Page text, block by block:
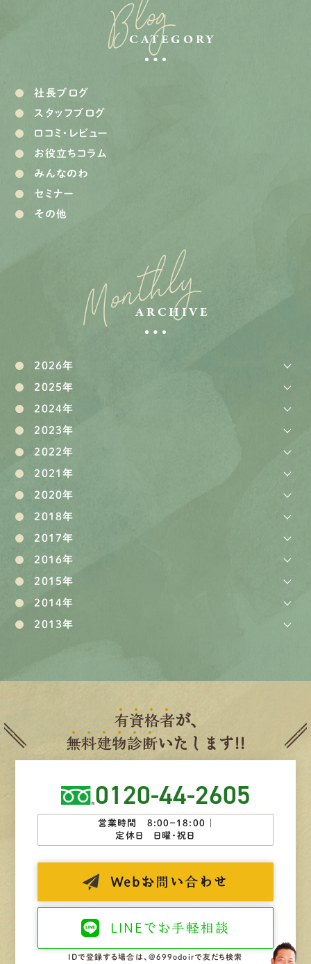
Blog
CATEGORY
社長ブログ
スタッフブログ
口コミ・レビュー
お役立ちコラム
みんなのわ
セミナー
その他
Monthly
ARCHIVE
2026年
2025年
2024年
2023年
2022年
2021年
2020年
2018年
2017年
2016年
2015年
2014年
2013年
有資格者が、
無料建物診断いたします!!
0120-44-2605
営業時間 8:00−18:00 ｜
定休日 日曜・祝日
Web お問い合わせ
LINEで お手軽相談
IDで登録する場合は、@699odoirで友だち検索